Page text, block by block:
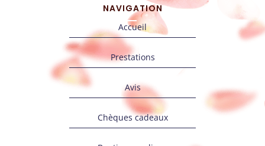
NAVIGATION
Accueil
Prestations
Avis
Chèques cadeaux